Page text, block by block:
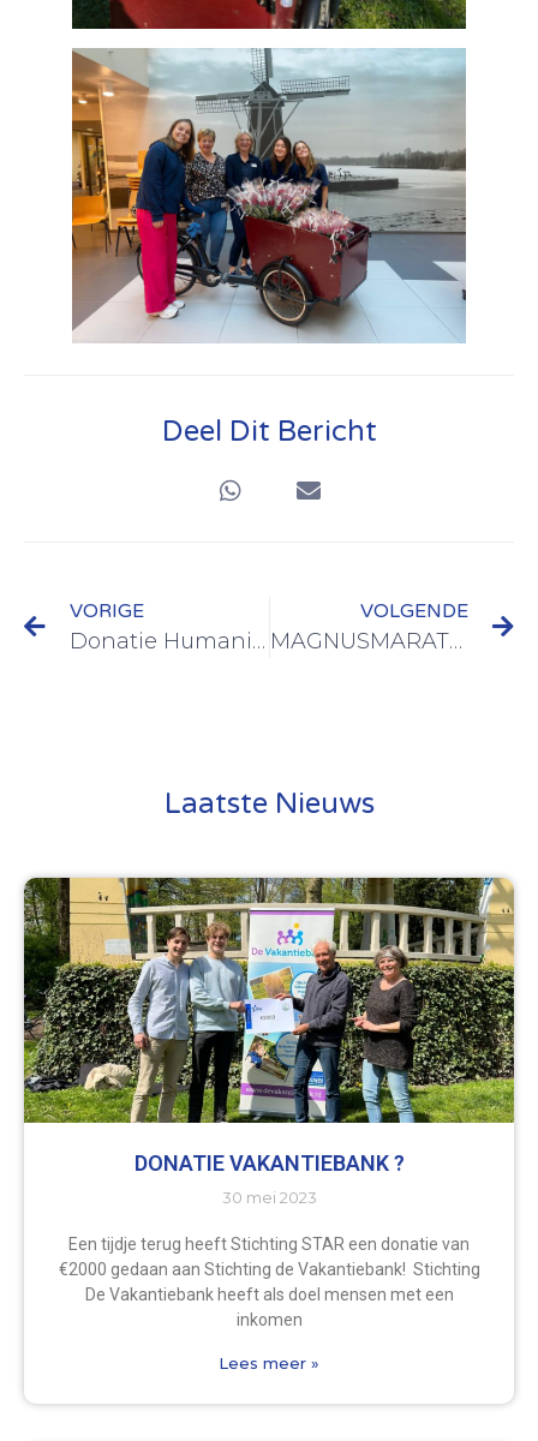
Deel Dit Bericht
VORIGE
Donatie Humanitas
VOLGENDE
MAGNUSMARATHON ?‍
Laatste Nieuws
DONATIE VAKANTIEBANK ?
30 mei 2023
Een tijdje terug heeft Stichting STAR een donatie van
€2000 gedaan aan Stichting de Vakantiebank! Stichting
De Vakantiebank heeft als doel mensen met een
inkomen
Lees meer »